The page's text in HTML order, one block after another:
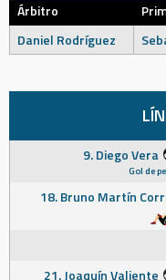
Árbitro
Daniel Rodríguez
9. Diego Vera
Gol de
18. Bruno Martín
21. Joaquín Valiente